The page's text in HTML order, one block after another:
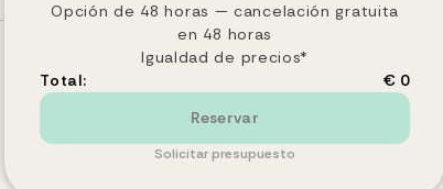
Opción de 48 horas — cancelación gratuita
en 48 horas
Igualdad de precios*
Total:
€ 0
Reservar
Solicitar presupuesto